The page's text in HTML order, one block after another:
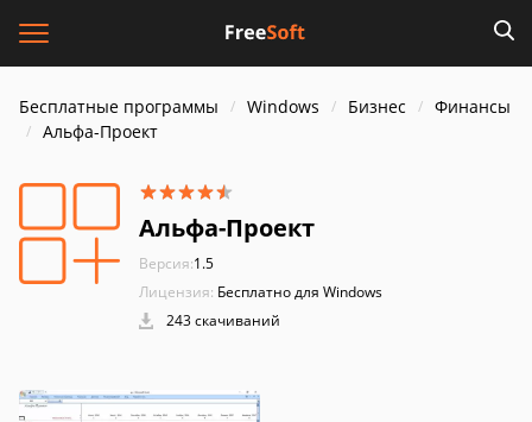
Бесплатные программы Windows Бизнес
Финансы
Альфа-Проект
Альфа-Проект
Версия:1.5
Лицензия: Бесплатно для Windows
243 скачиваний